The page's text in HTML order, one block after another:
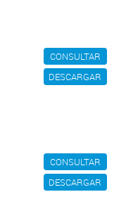
CONSULTAR
DESCARGAR
CONSULTAR
DESCARGAR